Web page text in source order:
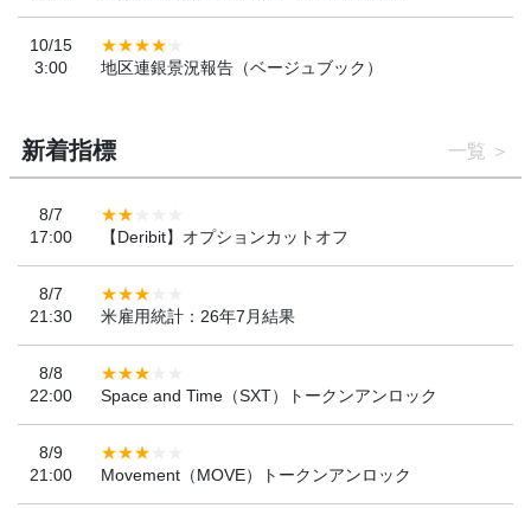
10/15
3:00
地区連銀景況報告（ベージュブック）
新着指標 一覧
8/7
17:00
【Deribit】オプションカットオフ
8/7
21:30
米雇用統計：26年7月結果
8/8
22:00
Space and Time（SXT）トークンアンロック
8/9
21:00
Movement（MOVE）トークンアンロック